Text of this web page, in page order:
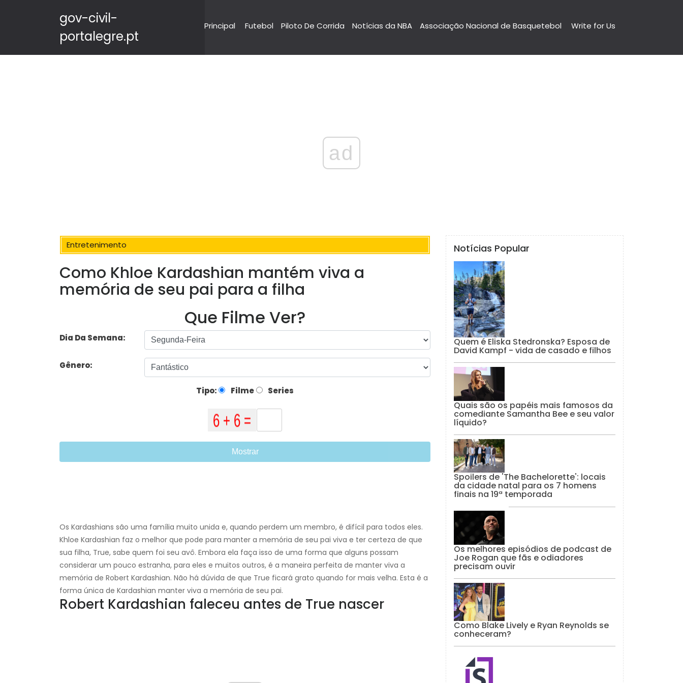
gov-civil-
portalegre.pt
Principal Futebol Piloto De Corrida Notícias da NBA Associação Nacional de Basquetebol Write for Us
ad
Entretenimento
Como Khloe Kardashian mantém viva a
memória de seu pai para a filha
Que Filme Ver?
Dia Da Semana:
Gênero:
Tipo: Filme Series
Mostrar
Os Kardashians são uma família muito unida e, quando perdem um membro, é difícil para todos eles.
Khloe Kardashian faz o melhor que pode para manter a memória de seu pai viva e ter certeza de que
sua filha, True, sabe quem foi seu avô. Embora ela faça isso de uma forma que alguns possam
considerar um pouco estranha, para eles e muitos outros, é a maneira perfeita de manter viva a
memória de Robert Kardashian. Não há dúvida de que True ficará grato quando for mais velha. Esta é a
forma única de Kardashian manter viva a memória de seu pai.
Robert Kardashian faleceu antes de True nascer
Notícias Popular
Quem é Eliska Stedronska? Esposa de
David Kampf - vida de casado e filhos
Quais são os papéis mais famosos da
comediante Samantha Bee e seu valor
líquido?
Spoilers de 'The Bachelorette': locais
da cidade natal para os 7 homens
finais na 19ª temporada
Os melhores episódios de podcast de
Joe Rogan que fãs e odiadores
precisam ouvir
Como Blake Lively e Ryan Reynolds se
conheceram?